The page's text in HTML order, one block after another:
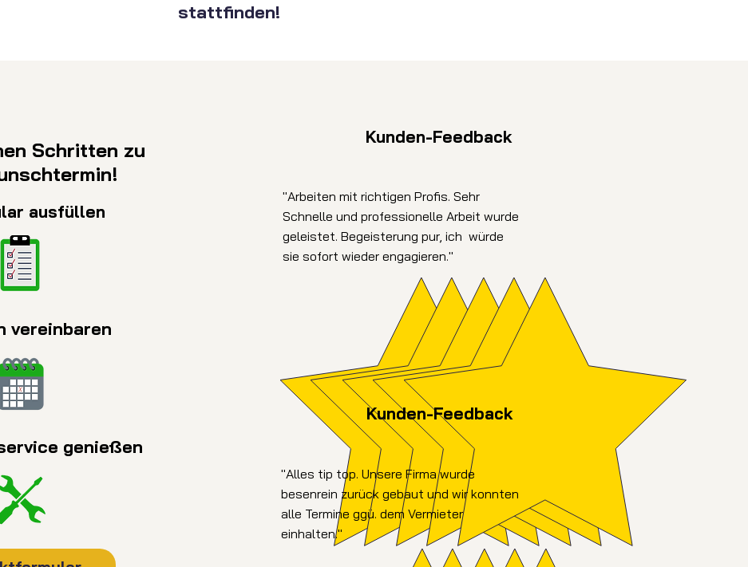
stattfinden!
Schritten zu
ausfüllen
vereinbaren
genießen
Kunden-Feedback
"Arbeiten mit richtigen Profis. Sehr
Schnelle und professionelle Arbeit wurde
geleistet. Begeisterung pur, ich würde
sie sofort wieder engagieren."
Kunden-Feedback
"Alles tip top. Unsere Firma wurde
besenrein zurück gebaut und wir konnten
alle Termine ggü. dem Vermieter
einhalten."